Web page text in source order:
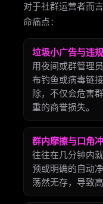
对于社群运营者而
命痛点：
垃圾小广告与违
用夜间或群管理
布钓鱼或病毒链
除，不仅会危害
重的商誉损失。
群内摩擦与口角
往往在几分钟内
预或明确的自动
荡然无存，导致